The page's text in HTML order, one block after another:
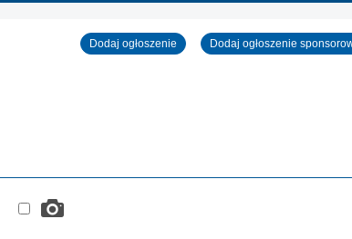
Dodaj ogłoszenie Dodaj ogłoszenie